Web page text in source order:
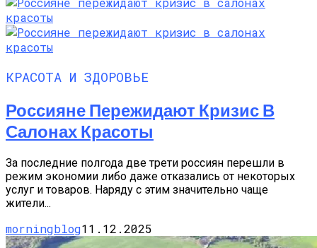
КРАСОТА И ЗДОРОВЬЕ
Россияне Пережидают Кризис В
Салонах Красоты
За последние полгода две трети россиян перешли в
режим экономии либо даже отказались от некоторых
услуг и товаров. Наряду с этим значительно чаще
жители...
morningblog11.12.2025